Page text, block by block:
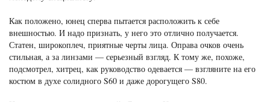
Как положено, юнец сперва пытается расположить к себе
внешностью. И надо признать, у него это отлично получается.
Статен, широкоплеч, приятные черты лица. Оправа очков очень
стильная, а за линзами — серьезный взгляд. К тому же, похоже,
подсмотрел, хитрец, как руководство одевается — взгляните на его
костюм в духе солидного S60 и даже дорогущего S80.